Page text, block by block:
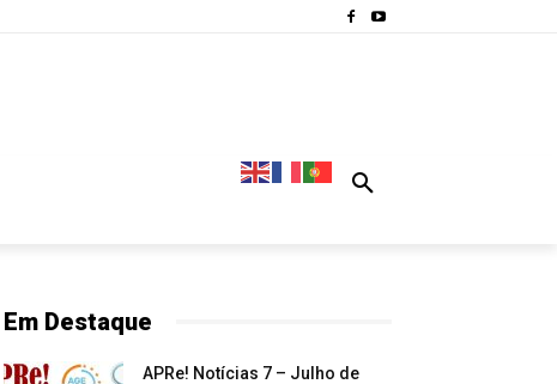
Em Destaque
APRe! Notícias 7 – Julho de